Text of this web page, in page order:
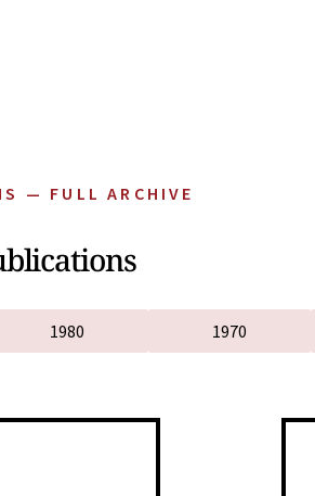
— FULL ARCHIVE
1980 1970